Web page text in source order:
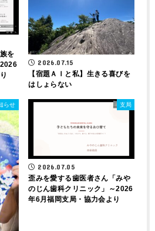
を
2026.07.15
【宿題ＡＩと私】生きる喜びを
はしょらない
らせ 支局
2026.07.05
歪みを愛する歯医者さん「みや
のじん歯科クリニック」～2026
年6月福岡支局・協力会より